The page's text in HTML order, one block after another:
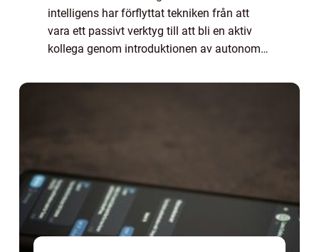
intelligens har förflyttat tekniken från att
vara ett passivt verktyg till att bli en aktiv
kollega genom introduktionen av autonoma
programvaror kan ...